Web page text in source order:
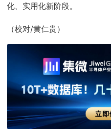
化、实用化新阶段。
（校对/黄仁贵）